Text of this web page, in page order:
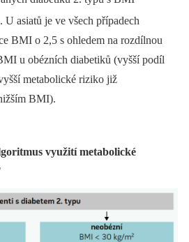
. U asiatů je ve všech případech
BMI o 2,5 s ohledem na rozdílnou
u obézních diabetiků (vyšší podíl
metabolické riziko již
BMI).
využití metabolické